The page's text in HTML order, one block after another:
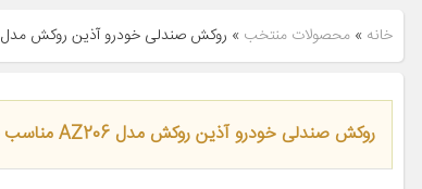
خانه » محصولات منتخب » روکش صندلی خودرو آذین روکش مدل AZ206 مناسب برای سمند
روکش صندلی خودرو آذین روکش مدل AZ206 مناسب برای سمند